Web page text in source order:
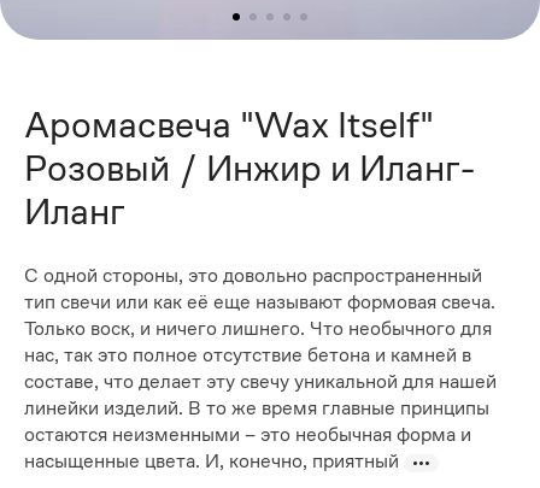
Аромасвеча "Wax Itself"
Розовый / Инжир и Иланг-
Иланг
С одной стороны, это довольно распространенный
тип свечи или как её еще называют формовая свеча.
Только воск, и ничего лишнего. Что необычного для
нас, так это полное отсутствие бетона и камней в
составе, что делает эту свечу уникальной для нашей
линейки изделий. В то же время главные принципы
остаются неизменными – это необычная форма и
насыщенные цвета. И, конечно, приятный